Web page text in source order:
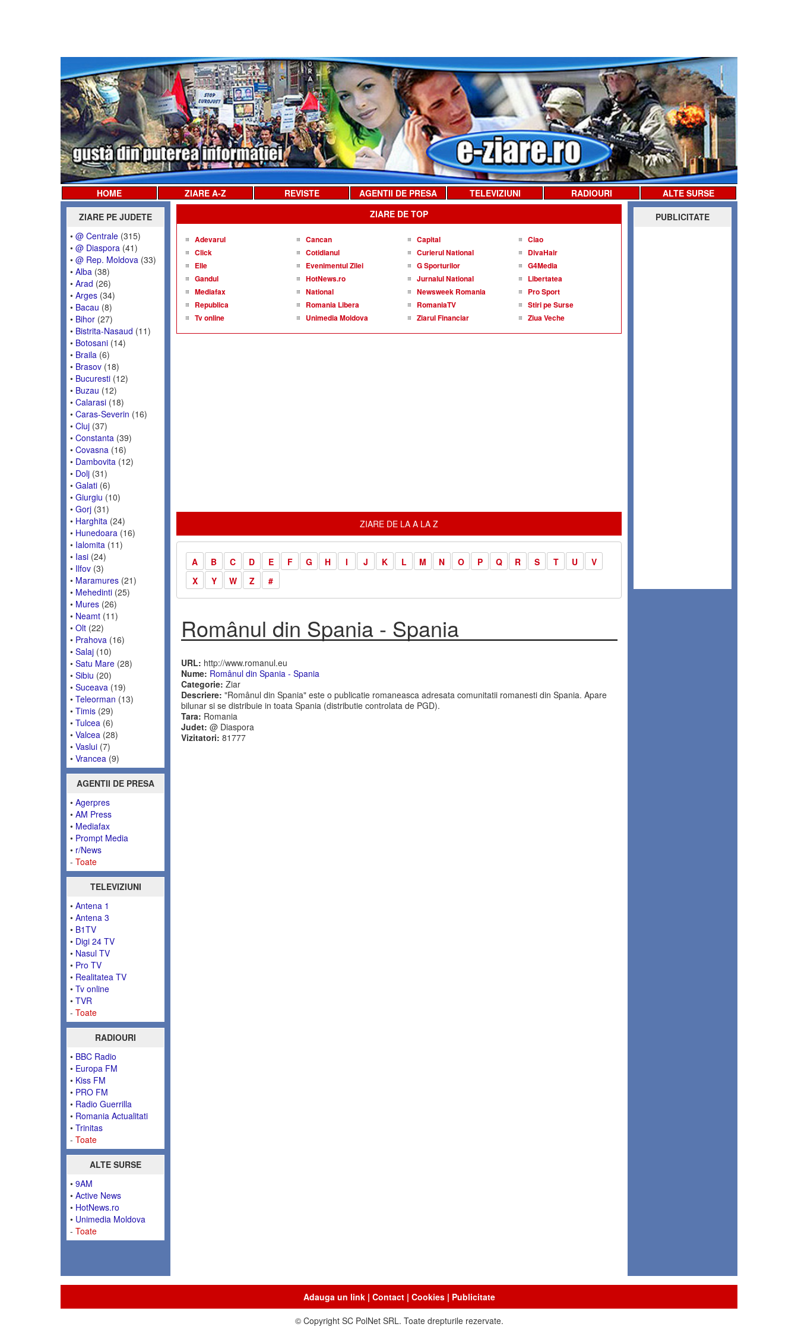
HOME ZIARE A-Z REVISTE AGENTII DE PRESA TELEVIZIUNI RADIOURI
ALTE SURSE
ZIARE PE JUDETE
• @ Centrale (315)
• @ Diaspora (41)
• @ Rep. Moldova (33)
• Alba (38)
• Arad (26)
• Arges (34)
• Bacau (8)
• Bihor (27)
• Bistrita-Nasaud (11)
• Botosani (14)
• Braila (6)
• Brasov (18)
• Bucuresti (12)
• Buzau (12)
• Calarasi (18)
• Caras-Severin (16)
• Cluj (37)
• Constanta (39)
• Covasna (16)
• Dambovita (12)
• Dolj (31)
• Galati (6)
• Giurgiu (10)
• Gorj (31)
• Harghita (24)
• Hunedoara (16)
• Ialomita (11)
• Iasi (24)
• Ilfov (3)
• Maramures (21)
• Mehedinti (25)
• Mures (26)
• Neamt (11)
• Olt (22)
• Prahova (16)
• Salaj (10)
• Satu Mare (28)
• Sibiu (20)
• Suceava (19)
• Teleorman (13)
• Timis (29)
• Tulcea (6)
• Valcea (28)
• Vaslui (7)
• Vrancea (9)
AGENTII DE PRESA
• Agerpres
• AM Press
• Mediafax
• Prompt Media
• r/News
- Toate
TELEVIZIUNI
• Antena 1
• Antena 3
• B1TV
• Digi 24 TV
• Nasul TV
• Pro TV
• Realitatea TV
• Tv online
• TVR
- Toate
RADIOURI
• BBC Radio
• Europa FM
• Kiss FM
• PRO FM
• Radio Guerrilla
• Romania Actualitati
• Trinitas
- Toate
ALTE SURSE
• 9AM
• Active News
• HotNews.ro
• Unimedia Moldova
- Toate
ZIARE DE TOP
Adevarul Cancan Capital
Ciao
Click
Cotidianul Curierul National
DivaHair
Elle
Evenimentul Zilei G Sporturilor
G4Media
Gandul
HotNews.ro Jurnalul National
Libertatea
Mediafax
National Newsweek Romania
Pro Sport
Republica
Romania Libera RomaniaTV
Stiri pe Surse
Tv online
Unimedia Moldova Ziarul Financiar Ziua Veche
ZIARE DE LA A LA Z
A B C D E F G H I J K L M N O P Q R S T U
V
X
Y W Z #
Românul din Spania - Spania
URL: http://www.romanul.eu
Nume: Românul din Spania - Spania
Categorie: Ziar
Descriere: "Românul din Spania" este o publicatie romaneasca adresata comunitatii romanesti din Spania. Apare
bilunar si se distribuie in toata Spania (distributie controlata de PGD).
Tara: Romania
Judet: @ Diaspora
Vizitatori: 81777
PUBLICITATE
Adauga un link| Contact| Cookies| Publicitate
© Copyright SC PolNet SRL. Toate drepturile rezervate.